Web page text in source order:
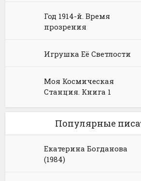
Год 1914-й. Время
прозрения
Игрушка Её Светлости
Моя Космическая
Станция. Книга 1
Популярные
Екатерина Богданова
(1984)